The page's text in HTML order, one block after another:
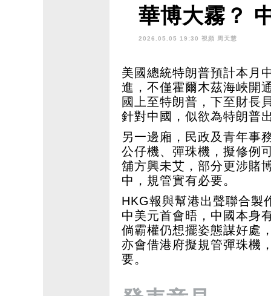
華博大霧？
擬規管彈珠
2026.05.05 19:30 視頻 周天慧
美國總統特朗普預計本月
進，不僅霍爾木茲海峽開
國上至特朗普，下至財長
針對中國，似欲為特朗普
另一邊廂，民政及青年事
公仔機、彈珠機，擬修例
舖方興未艾，部分更涉賭
中，規管實有必要。
HKG報與幫港出聲聯合製
中美元首會晤，中國本身
倘霸權仍想擺姿態謀好處
亦會借港府擬規管彈珠機
要。